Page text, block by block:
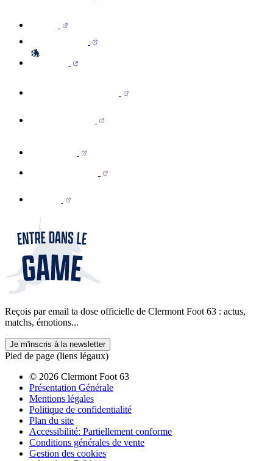
Reçois par email ta dose officielle de Clermont Foot 63 : actus,
matchs, émotions...
Je m'inscris à la newsletter
Pied de page (liens légaux)
© 2026 Clermont Foot 63
Présentation Générale
Mentions légales
Politique de confidentialité
Plan du site
Accessibilité: Partiellement conforme
Conditions générales de vente
Gestion des cookies